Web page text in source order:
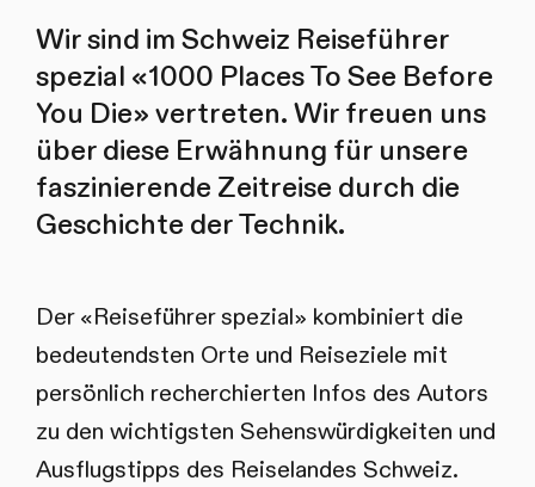
Wir sind im Schweiz Reiseführer
spezial «1000 Places To See Before
You Die» vertreten. Wir freuen uns
über diese Erwähnung für unsere
faszinierende Zeitreise durch die
Geschichte der Technik.
Der «Reiseführer spezial» kombiniert die
bedeutendsten Orte und Reiseziele mit
persönlich recherchierten Infos des Autors
zu den wichtigsten Sehenswürdigkeiten und
Ausflugstipps des Reiselandes Schweiz.